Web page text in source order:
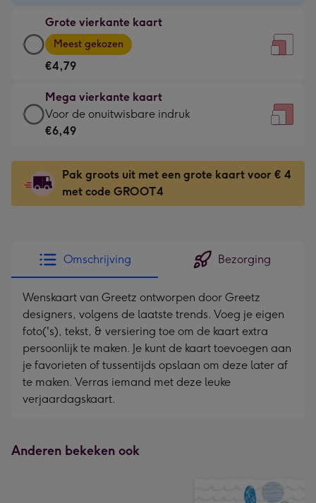
€3,49
-
Voor
kleine
gelukwens
-
130
x
130
mm
Grote vierkante kaart
Grote
vierkante
kaart
-
€4,79
-
Meest
-
Dimensions:
167
mm
Meest gekozen
€4,79
Mega vierkante kaart
Mega
vierkante
-
€6,49
-
indruk
-
Dimensions:
240
x
240
mm
Voor de onuitwisbare indruk
€6,49
Pak groots uit met een grote kaart voor € 4
met code GROOT4
Omschrijving Bezorging
Wenskaart van Greetz ontworpen door Greetz
designers, volgens de laatste trends. Voeg je eigen
foto('s), tekst, & versiering toe om de kaart extra
persoonlijk te maken. Je kunt de kaart toevoegen aan
je favorieten of tussentijds opslaan om deze later af
te maken. Verras iemand met deze leuke
verjaardagskaart.
Anderen bekeken ook